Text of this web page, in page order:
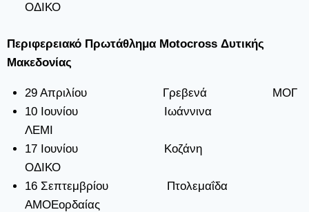
ΟΔΙΚΟ
Περιφερειακό Πρωτάθλημα Motocross Δυτικής
Μακεδονίας
29 Απριλίου Γρεβενά ΜΟΓ
10 Ιουνίου Ιωάννινα
ΛΕΜΙ
17 Ιουνίου Κοζάνη
ΟΔΙΚΟ
16 Σεπτεμβρίου Πτολεμαΐδα
ΑΜΟΕορδαίας